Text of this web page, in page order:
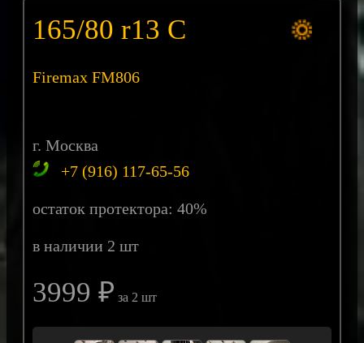
165/80 r13 C
Firemax FM806
г. Москва
+7 (916) 117-65-56
остаток протектора: 40%
в наличии 2 шт
3999 ₽ за 2 шт